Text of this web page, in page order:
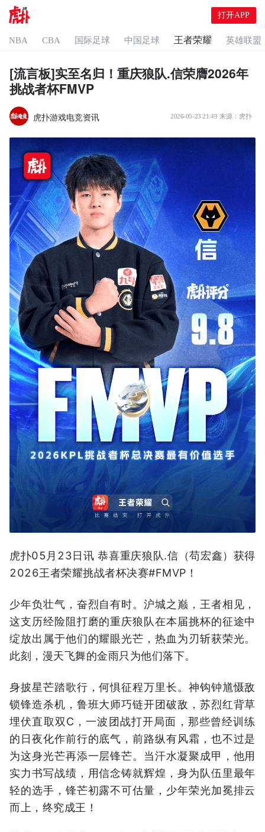
打开APP
NBA CBA 国际足球 中国足球 王者荣耀 英雄联盟
[流言板]实至名归！重庆狼队.信荣膺2026年
挑战者杯FMVP
虎扑游戏电竞资讯 2026-05-23 21:49 来源： 虎扑
虎扑05月23日讯 恭喜重庆狼队.信（苟宏鑫）获得
2026王者荣耀挑战者杯决赛#FMVP！
少年负壮气，奋烈自有时。沪城之巅，王者相见，
这支历经险阻打磨的重庆狼队在本届挑杯的征途中
绽放出属于他们的耀眼光芒，热血为刃斩获荣光。
此刻，漫天飞舞的金雨只为他们落下。
身披星芒踏歌行，何惧征程万里长。神钩钟馗慑敌
锁锋造杀机，鲁班大师巧链开团破敌，苏烈红背草
埋伏直取双C，一波团战打开局面，那些曾经训练
的日夜化作前行的底气，前路纵有风霜，也不过是
为这身光芒再添一层锋芒。当汗水凝聚成甲，他用
实力书写战绩，用信念铸就辉煌，身为队伍里最年
轻的选手，锋芒初露不可估量，少年荣光加冕排云
而上，终究成王！